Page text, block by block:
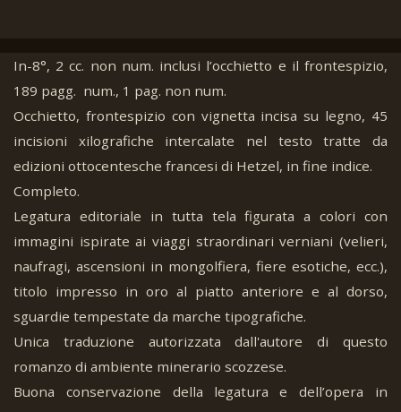
In-8°, 2 cc. non num. inclusi l’occhietto e il frontespizio,
189 pagg. num., 1 pag. non num.
Occhietto, frontespizio con vignetta incisa su legno, 45
incisioni xilografiche intercalate nel testo tratte da
edizioni ottocentesche francesi di Hetzel, in fine indice.
Completo.
Legatura editoriale in tutta tela figurata a colori con
immagini ispirate ai viaggi straordinari verniani (velieri,
naufragi, ascensioni in mongolfiera, fiere esotiche, ecc.),
titolo impresso in oro al piatto anteriore e al dorso,
sguardie tempestate da marche tipografiche.
Unica traduzione autorizzata dall'autore di questo
romanzo di ambiente minerario scozzese.
Buona conservazione della legatura e dell’opera in